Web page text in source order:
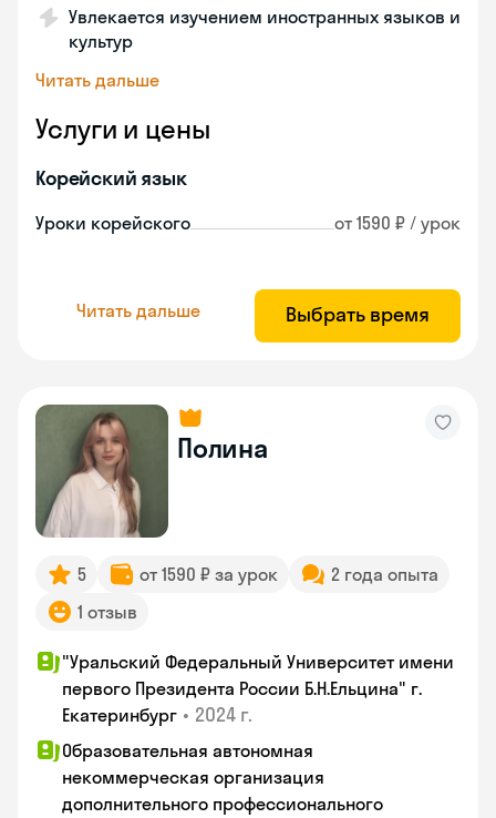
Увлекается изучением иностранных языков и
культур
Читать дальше
Услуги и цены
Корейский язык
Уроки корейского от 1590 ₽ / урок
Читать дальше Выбрать время
Полина
5 от 1590 ₽ за урок
2 года опыта
1 отзыв
"Уральский Федеральный Университет имени
первого Президента России Б.Н.Ельцина" г.
Екатеринбург • 2024 г.
Образовательная автономная
некоммерческая организация
дополнительного профессионального